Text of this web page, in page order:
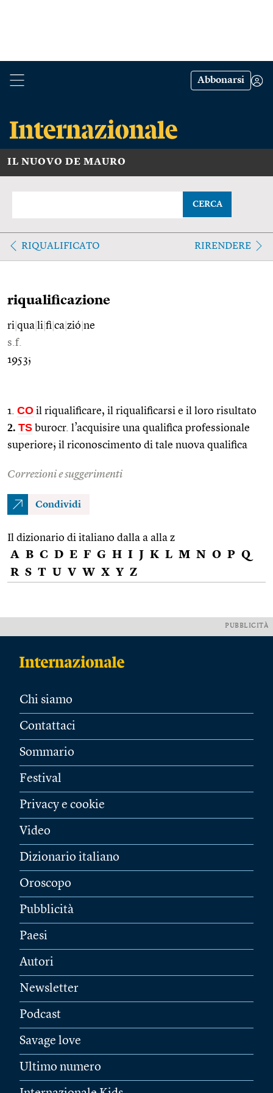
Abbonarsi
IL NUOVO DE MAURO
CERCA
RIQUALIFICATO RIRENDERE
riqualificazione
ri qua li fi ca zió ne
s.f.
1953;
1. CO il riqualificare, il riqualificarsi e il loro risultato
2. TS burocr. l’acquisire una qualifica professionale
superiore; il riconoscimento di tale nuova qualifica
Correzioni e suggerimenti
Condividi
Il dizionario di italiano dalla a alla z
A B C D E F G H I J K L M N O P Q
R S T U V W X Y Z
PUBBLICITÀ
Chi siamo
Contattaci
Sommario
Festival
Privacy e cookie
Video
Dizionario italiano
Oroscopo
Pubblicità
Paesi
Autori
Newsletter
Podcast
Savage love
Ultimo numero